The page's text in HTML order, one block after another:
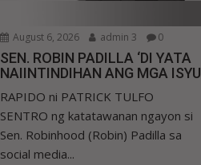
August 6, 2026 admin 3 0
SEN. ROBIN PADILLA ‘DI YATA
NAIINTINDIHAN ANG MGA ISYU
RAPIDO ni PATRICK TULFO
SENTRO ng katatawanan ngayon si
Sen. Robinhood (Robin) Padilla sa
social media...